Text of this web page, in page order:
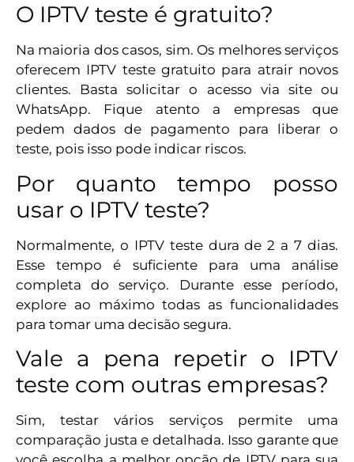
O IPTV teste é gratuito?
Na maioria dos casos, sim. Os melhores serviços
oferecem IPTV teste gratuito para atrair novos
clientes. Basta solicitar o acesso via site ou
WhatsApp. Fique atento a empresas que
pedem dados de pagamento para liberar o
teste, pois isso pode indicar riscos.
Por quanto tempo posso
usar o IPTV teste?
Normalmente, o IPTV teste dura de 2 a 7 dias.
Esse tempo é suficiente para uma análise
completa do serviço. Durante esse período,
explore ao máximo todas as funcionalidades
para tomar uma decisão segura.
Vale a pena repetir o IPTV
teste com outras empresas?
Sim, testar vários serviços permite uma
comparação justa e detalhada. Isso garante que